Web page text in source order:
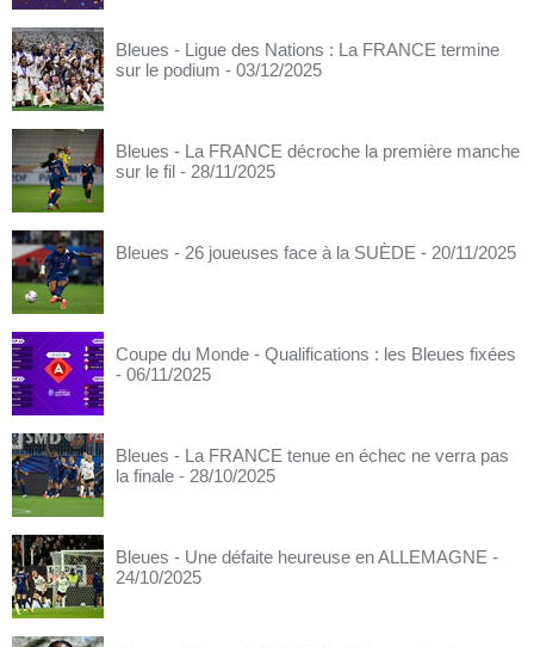
Bleues - Ligue des Nations : La FRANCE termine
sur le podium - 03/12/2025
Bleues - La FRANCE décroche la première manche
sur le fil - 28/11/2025
Bleues - 26 joueuses face à la SUÈDE - 20/11/2025
Coupe du Monde - Qualifications : les Bleues fixées
- 06/11/2025
Bleues - La FRANCE tenue en échec ne verra pas
la finale - 28/10/2025
Bleues - Une défaite heureuse en ALLEMAGNE -
24/10/2025